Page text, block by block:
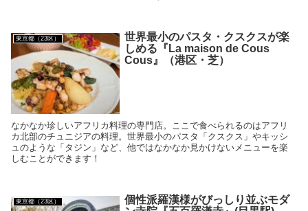
東京都（23区）
世界最小のパスタ・クスクスが楽
しめる『La maison de ​Cous
Cous』（港区・芝）
なかなか珍しいアフリカ料理の専門店。ここで食べられるのはアフリ
カ北部のチュニジアの料理。世界最小のパスタ「クスクス」やキッシ
ュのような「タジン」など、他ではなかなか見かけないメニューを楽
しむことができます！
東京都（23区）
個性派羅漢様がびっしり並ぶモダ